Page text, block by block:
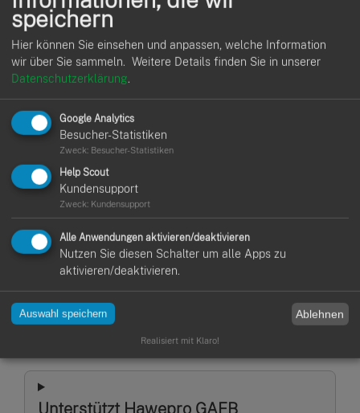
Zahlen & Einblicke
Umsatz‑ & Kostenübersichten
Materialanalyse– Preise vergleichen,
Nachkalkulation verbessern.
Projektstatus– laufende & kommende Projekte im
Blick.
Stundenverrechnungssatz
Melde dich kostenlos anund probiere die Software
unverbindlich aus.
FAQ: Häufige Fragen zur
GaLaBau‑Software
Unterstützt Hawepro GAEB
speichern
Hier können Sie einsehen und anpassen, welche Information
wir über Sie sammeln. Weitere Details finden Sie in unserer
Datenschutzerklärung.
Google Analytics
Besucher-Statistiken
Zweck: Besucher-Statistiken
Help Scout
Kundensupport
Zweck: Kundensupport
Alle Anwendungen aktivieren/deaktivieren
Nutzen Sie diesen Schalter um alle Apps zu
aktivieren/deaktivieren.
Auswahl speichern Ablehnen
Realisiert mit Klaro!